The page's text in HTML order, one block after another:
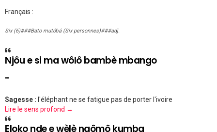
Français :
Six (6)###Bato mutóɓá (Six personnes)###adj.
Njôu e si ma wôlô bambè mbango
""
Sagesse : l'éléphant ne se fatigue pas de porter l'ivoire
Lire le sens profond →
Eloko nde e wèlè ngômô kumba